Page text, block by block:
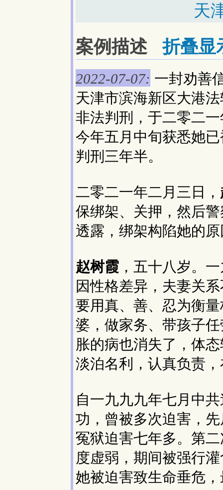
天
案例描述折叠显
2022-07-07: 一封劝善
天津市滨海新区大港
非法判刑，于二零二
今年五月中旬获悉她
判刑三年半。
二零二一年二月三日，
保绑架、关押，然后
透露，绑架构陷她的
赵树霞 ，五十八岁。
因性格差异，夫妻关
要用真、善、忍为衡
婆，做家务、带孩子
胀的病也消失了，体
淡泊名利，认真负责
自一九九九年七月中
功，曾被多次迫害，
冤狱迫害七年多。第
度虚弱，期间被强行
她被迫害致生命垂危